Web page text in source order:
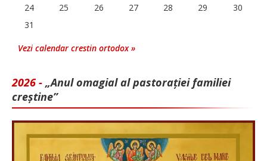
24
25 26 27 28 29
30
31
Vezi calendar crestin ortodox »
2026 - „Anul omagial al pastorației familiei
creștine”